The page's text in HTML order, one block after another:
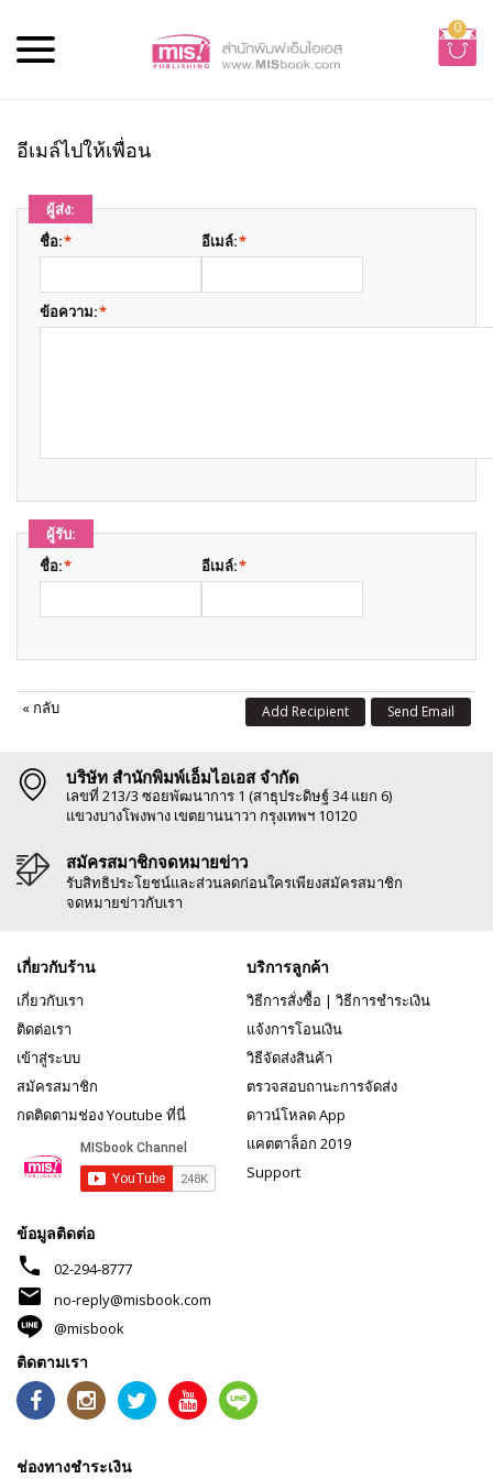
0
อีเมล์ไปให้เพื่อน
ผู้ส่ง:
*
ชื่อ: *
อีเมล์:
*
ข้อความ:
ผู้รับ:
*
ชื่อ: *
อีเมล์:
« กลับ Send Email
Add Recipient
บริษัท สำนักพิมพ์เอ็มไอเอส จำกัด
เลขที่ 213/3 ซอยพัฒนาการ 1 (สาธุประดิษฐ์ 34 แยก 6)
แขวงบางโพงพาง เขตยานนาวา กรุงเทพฯ 10120
สมัครสมาชิกจดหมายข่าว
รับสิทธิประโยชน์และส่วนลดก่อนใครเพียงสมัครสมาชิก
จดหมายข่าวกับเรา
เกี่ยวกับร้าน
เกี่ยวกับเรา
ติดต่อเรา
เข้าสู่ระบบ
สมัครสมาชิก
กดติดตามช่อง Youtube ที่นี่
บริการลูกค้า
วิธีการสั่งซื้อ | วิธีการชำระเงิน
แจ้งการโอนเงิน
วิธีจัดส่งสินค้า
ตรวจสอบถานะการจัดส่ง
ดาวน์โหลด App
แคตตาล็อก 2019
Support
ข้อมูลติดต่อ
phone 02-294-8777
mail
no-reply@misbook.com
@misbook
ติดตามเรา
ช่องทางชำระเงิน